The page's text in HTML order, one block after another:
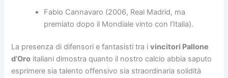
Fabio Cannavaro (2006, Real Madrid, ma
premiato dopo il Mondiale vinto con l’Italia).
La presenza di difensori e fantasisti tra ivincitori Pallone
d’Oro italiani dimostra quanto il nostro calcio abbia saputo
esprimere sia talento offensivo sia straordinaria solidità